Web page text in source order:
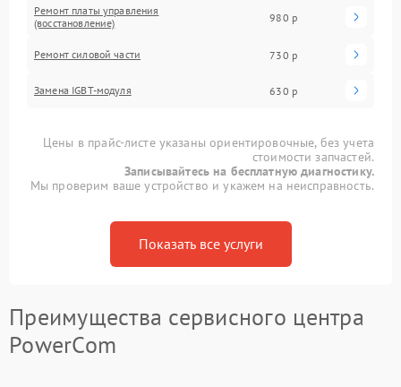
Ремонт платы управления
(восстановление)
980 р
Ремонт силовой части 730 р
Замена IGBT-модуля 630 р
Цены в прайс-листе указаны ориентировочные, без учета
стоимости запчастей.
Записывайтесь на бесплатную диагностику.
Мы проверим ваше устройство и укажем на неисправность.
Показать все услуги
Преимущества сервисного центра
PowerCom